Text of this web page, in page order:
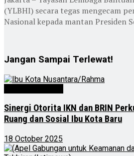
(YLBHI) secara tegas mengecam
Nasional kepada mantan Presiden
Jangan Sampai Terlewat!
Sinergi Otorita IKN dan BRIN
Ruang dan Sosial Ibu Kota Baru
18 October 2025